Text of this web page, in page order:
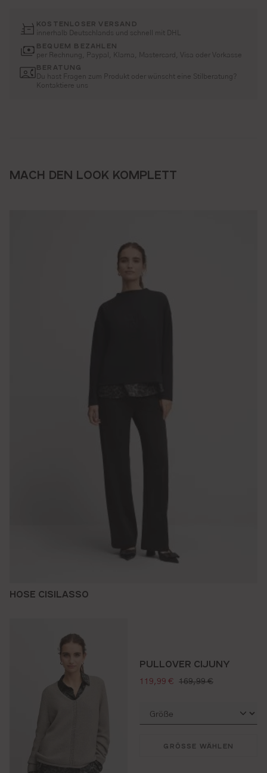
KOSTENLOSER VERSAND
innerhalb Deutschlands und schnell mit DHL
BEQUEM BEZAHLEN
per Rechnung, Paypal, Klarna, Mastercard, Visa oder Vorkasse
BERATUNG
Du hast Fragen zum Produkt oder wünscht eine Stilberatung?
Kontaktiere uns
MACH DEN LOOK KOMPLETT
HOSE CISILASSO
PULLOVER CIJUNY
verkaufspreis:
119,99 € regulärer preis:
169,99 €
GRÖSSE WÄHLEN